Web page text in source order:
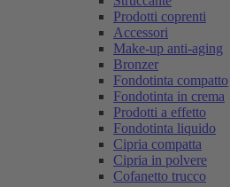
Prodotti coprenti
Accessori
Make-up anti-aging
Bronzer
Fondotinta compatto
Fondotinta in crema
Prodotti a effetto
Fondotinta liquido
Cipria compatta
Cipria in polvere
Cofanetto trucco